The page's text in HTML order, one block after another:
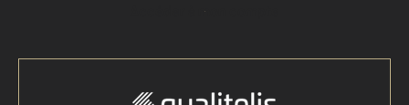
Accéder à mon compte